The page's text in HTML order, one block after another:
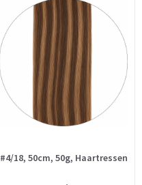
#4/18, 50cm, 50g, Haartressen